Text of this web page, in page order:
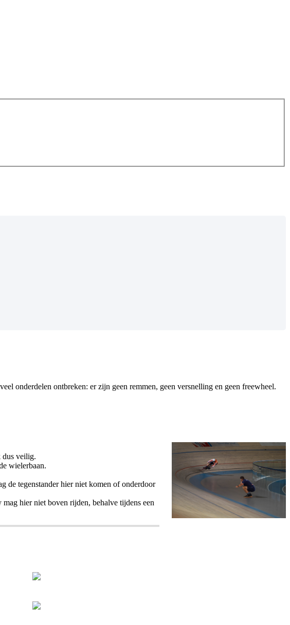
onderdelen ontbreken: er zijn geen remmen, geen versnelling en geen freewheel.
dus veilig.
wielerbaan.
de tegenstander hier niet komen of onderdoor
hier niet boven rijden, behalve tijdens een